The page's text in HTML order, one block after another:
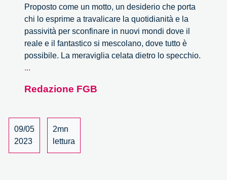
Proposto come un motto, un desiderio che porta
chi lo esprime a travalicare la quotidianità e la
passività per sconfinare in nuovi mondi dove il
reale e il fantastico si mescolano, dove tutto è
possibile. La meraviglia celata dietro lo specchio.
...
OFF
Torino
Oltre
lo
Specchio
Redazione FGB
09/05
2023
2mn
lettura